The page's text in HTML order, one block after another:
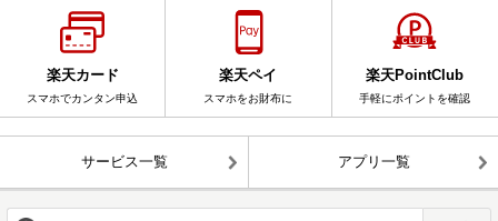
楽天カード
スマホでカンタン申込
楽天ペイ
スマホをお財布に
楽天PointClub
手軽にポイントを確認
サービス一覧 アプリ一覧